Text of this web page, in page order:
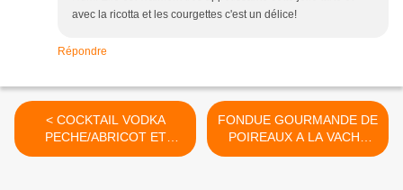
avec la ricotta et les courgettes c'est un délice!
Répondre
< COCKTAIL VODKA
PECHE/ABRICOT ET
ORANGE
FONDUE GOURMANDE DE
POIREAUX A LA VACHE
QUI RIT >